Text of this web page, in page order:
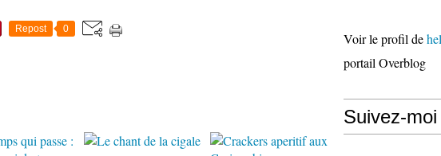
Repost 0
Voir le profil de
portail Overblog
Suivez-moi